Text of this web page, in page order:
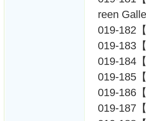
reen
019-182
019-183
019-184
019-185
019-186
019-187